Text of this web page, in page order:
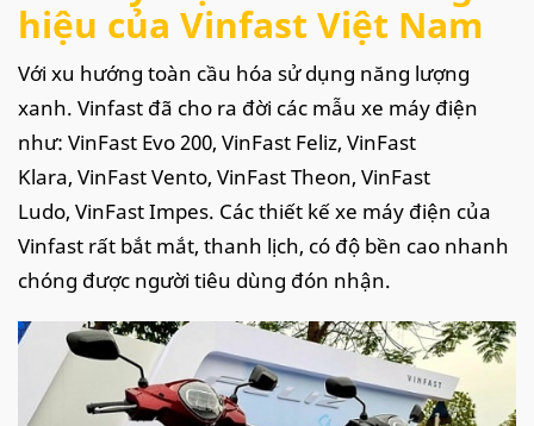
hiệu của Vinfast Việt Nam
Với xu hướng toàn cầu hóa sử dụng năng lượng
xanh. Vinfast đã cho ra đời các mẫu xe máy điện
như: VinFast Evo 200, VinFast Feliz, VinFast
Klara, VinFast Vento, VinFast Theon, VinFast
Ludo, VinFast Impes. Các thiết kế xe máy điện của
Vinfast rất bắt mắt, thanh lịch, có độ bền cao nhanh
chóng được người tiêu dùng đón nhận.